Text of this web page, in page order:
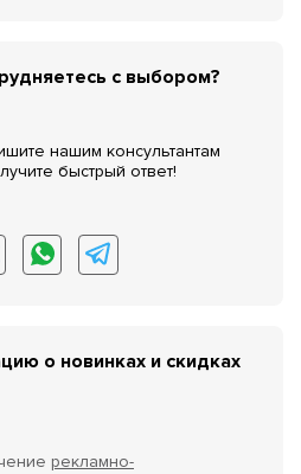
с выбором?
нашим консультантам
быстрый ответ!
о новинках и скидках
рекламно-